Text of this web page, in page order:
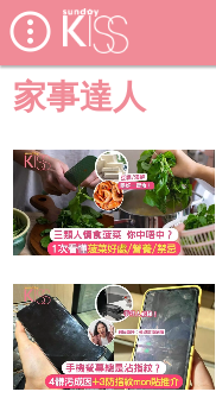
家事達人